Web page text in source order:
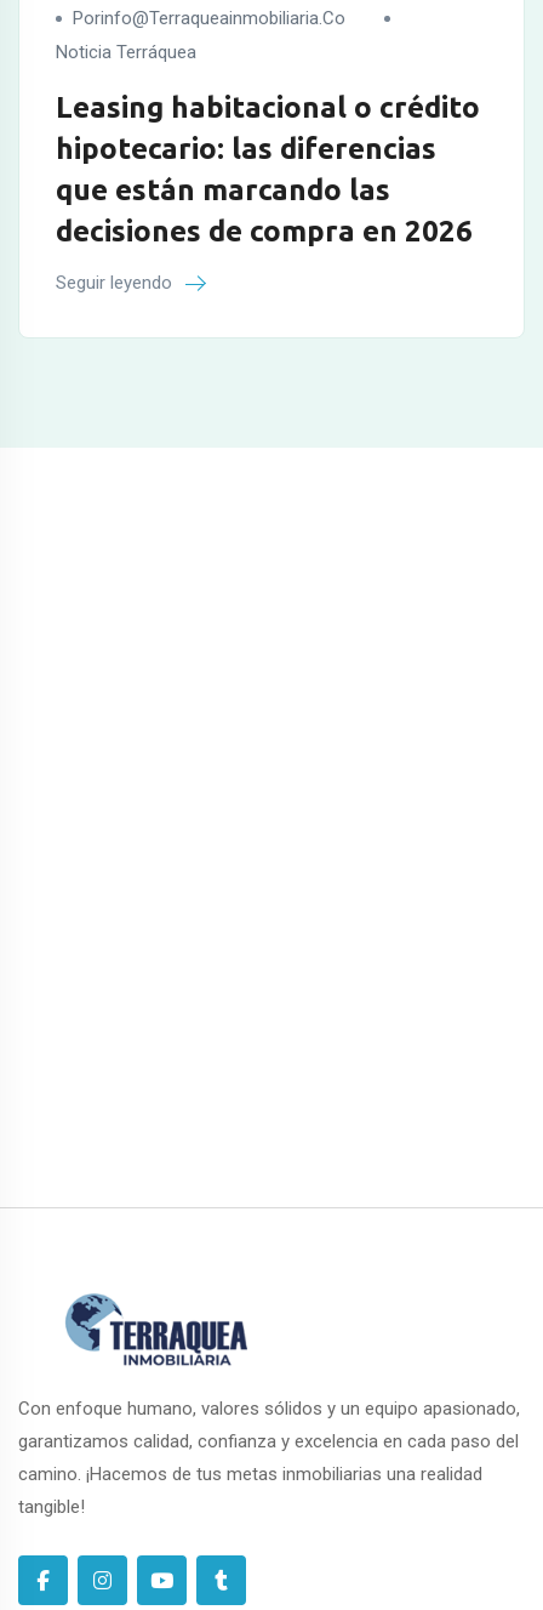
Porinfo@terraqueainmobiliaria.co
Noticia Terráquea
Leasing habitacional o crédito
hipotecario: las diferencias
que están marcando las
decisiones de compra en 2026
Seguir leyendo
Con enfoque humano, valores sólidos y un equipo apasionado,
garantizamos calidad, confianza y excelencia en cada paso del
camino. ¡Hacemos de tus metas inmobiliarias una realidad
tangible!